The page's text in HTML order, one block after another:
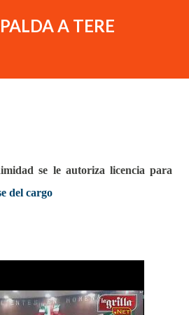
A TERE
se le autoriza licencia para
del cargo